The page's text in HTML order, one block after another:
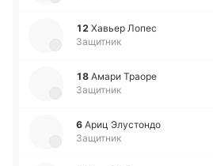
12 Хавьер Лопес
Защитник
18 Амари Траоре
Защитник
6 Ариц Элу­сто­ндо
Защитник